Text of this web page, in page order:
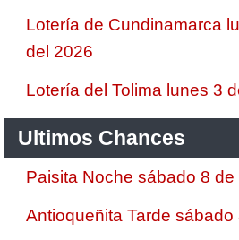
Lotería de Cundinamarca
del 2026
Lotería del Tolima lunes 3
Ultimos Chances
Paisita Noche sábado 8
Antioqueñita Tarde